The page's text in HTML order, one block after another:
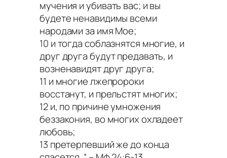
мучения и убивать вас; и вы
будете ненавидимы всеми
народами за имя Мое;
10 и тогда соблазнятся многие, и
друг друга будут предавать, и
возненавидят друг друга;
11 и многие лжепророки
восстанут, и прельстят многих;
12 и, по причине умножения
беззакония, во многих охладеет
любовь;
13 претерпевший же до конца